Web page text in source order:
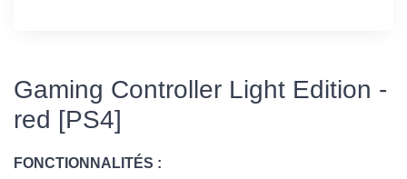
Gaming Controller Light Edition -
red [PS4]
FONCTIONNALITÉS :